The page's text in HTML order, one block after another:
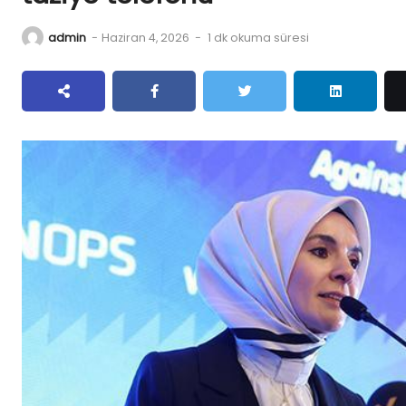
admin - Haziran 4, 2026 - 1 dk okuma süresi